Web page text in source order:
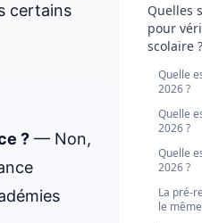
certains
? — Non,
Quelles
pour
scolaire ?
Quelle
2026 ?
Quelle
2026 ?
Quelle
2026 ?
La pré-
le